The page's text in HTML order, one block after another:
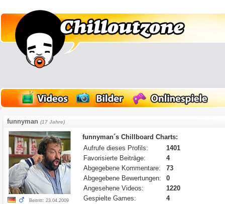
funnyman(17 Jahre)
Beitritt: 23.04.2009
funnyman´s Chillboard Charts:
Aufrufe dieses Profils:
1401
Favorisierte Beiträge:
4
Abgegebene Kommentare:
73
Abgegebene Bewertungen:
0
Angesehene Videos:
1220
Gespielte Games:
4